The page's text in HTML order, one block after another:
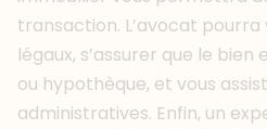
transaction. L’avocat
légaux, s’assurer que le
ou hypothèque, et vous
administratives. Enfin, un